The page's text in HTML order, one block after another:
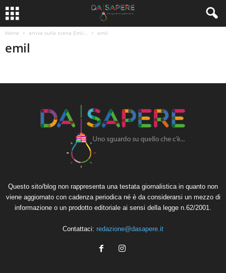
Home arriva sulla scena Emil… emil
emil
Questo sito/blog non rappresenta una testata giornalistica in quanto non
viene aggiornato con cadenza periodica né è da considerarsi un mezzo di
informazione o un prodotto editoriale ai sensi della legge n.62/2001.
Contattaci: redazione@dasapere.it